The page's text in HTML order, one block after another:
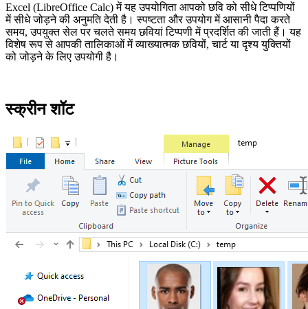
Excel (LibreOffice Calc) में यह उपयोगिता आपको छवि को सीधे टिप्पणियों
में सीधे जोड़ने की अनुमति देती है। स्पष्टता और उपयोग में आसानी पैदा करते
समय, उपयुक्त सेल पर चलते समय छवियां टिप्पणी में प्रदर्शित की जाती हैं। यह
विशेष रूप से आपकी तालिकाओं में व्याख्यात्मक छवियों, चार्ट या दृश्य युक्तियों
को जोड़ने के लिए उपयोगी है।
स्क्रीन शॉट